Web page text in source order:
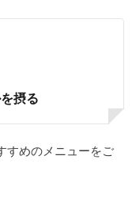
摂る
すめのメニューをご